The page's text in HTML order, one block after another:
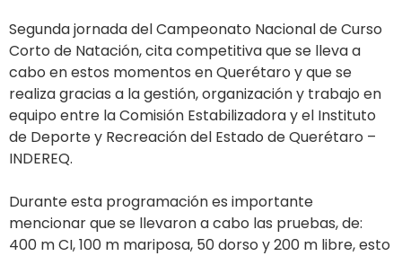
Segunda jornada del Campeonato Nacional de Curso
Corto de Natación, cita competitiva que se lleva a
cabo en estos momentos en Querétaro y que se
realiza gracias a la gestión, organización y trabajo en
equipo entre la Comisión Estabilizadora y el Instituto
de Deporte y Recreación del Estado de Querétaro –
INDEREQ.
Durante esta programación es importante
mencionar que se llevaron a cabo las pruebas, de:
400 m CI, 100 m mariposa, 50 dorso y 200 m libre, esto